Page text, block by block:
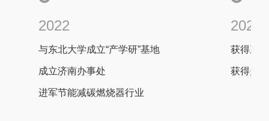
2022
与东北大学成立“产学研”基地
成立济南办事处
进军节能减碳燃烧器行业
2021
获得三
获得多